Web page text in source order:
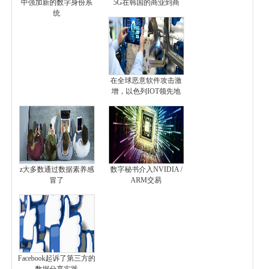
中强加新的数字身份系
统
5G在韩国的商业到商
在全球恶意软件攻击激
增，以色列IOT领先地
z大多数通过数据素养感
冒了
数字秘书介入NVIDIA /
ARM交易
Facebook起诉了第三方的